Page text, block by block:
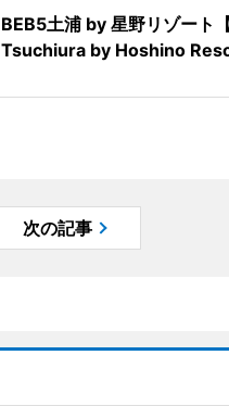
BEB5土浦 by 星野リゾート
Tsuchiura by Hoshino
次の記事